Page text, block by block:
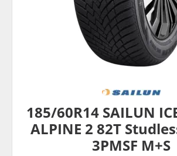
185/60R14 SAILUN
ALPINE 2 82T
3PMSF M+S